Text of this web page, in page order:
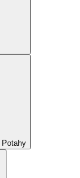
Potahy